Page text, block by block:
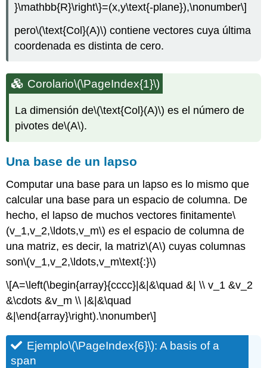
}\mathbb{R}\right\}=(x,y\text{-plane}),\nonumber\]
pero\(\text{Col}(A)\) contiene vectores cuya última
coordenada es distinta de cero.
Corolario\(\PageIndex{1}\)
La dimensión de\(\text{Col}(A)\) es el número de
pivotes de\(A\).
Una base de un lapso
Computar una base para un lapso es lo mismo que
calcular una base para un espacio de columna. De
hecho, el lapso de muchos vectores finitamente\
(v_1,v_2,\ldots,v_m\) es el espacio de columna de
una matriz, es decir, la matriz\(A\) cuyas columnas
son\(v_1,v_2,\ldots,v_m\text{:}\)
\[A=\left(\begin{array}{cccc}|&|&\quad &| \\ v_1 &v_2
&\cdots &v_m \\ |&|&\quad
&|\end{array}\right).\nonumber\]
Ejemplo\(\PageIndex{6}\): A basis of a
span